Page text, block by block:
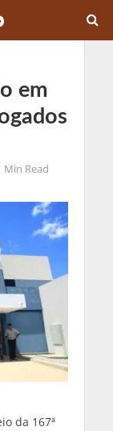
em
Min Read
da 167ª